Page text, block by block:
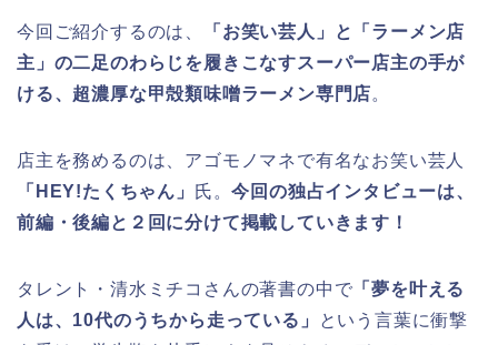
今回ご紹介するのは、
「お笑い芸人」と「ラーメン店
主」の二足のわらじを履きこなすスーパー店主の手が
ける、超濃厚な甲殻類味噌ラーメン専門店。
店主を務めるのは、アゴモノマネで有名なお笑い芸人
「HEY!たくちゃん」
氏。今回の独占インタビューは、
前編・後編と２回に分けて掲載していきます！
タレント・清水ミチコさんの著書の中で 「夢を叶える
人は、10代のうちから走っている」
という言葉に衝撃